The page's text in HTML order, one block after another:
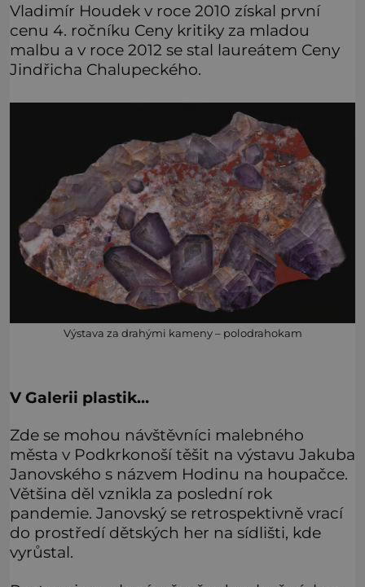
Vladimír Houdek v roce 2010 získal první
cenu 4. ročníku Ceny kritiky za mladou
malbu a v roce 2012 se stal laureátem Ceny
Jindřicha Chalupeckého.
Výstava za drahými kameny – polodrahokam
V Galerii plastik…
Zde se mohou návštěvníci malebného
města v Podkrkonoší těšit na výstavu Jakuba
Janovského s názvem Hodinu na houpačce.
Většina děl vznikla za poslední rok
pandemie. Janovský se retrospektivně vrací
do prostředí dětských her na sídlišti, kde
vyrůstal.